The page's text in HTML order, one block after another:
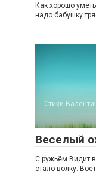
Как хорошо
надо бабушку
Стихи
Веселый
С ружьём Видит
стало волку.